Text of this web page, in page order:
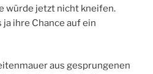
würde jetzt nicht kneifen.
ihre Chance auf ein
aus gesprungenen